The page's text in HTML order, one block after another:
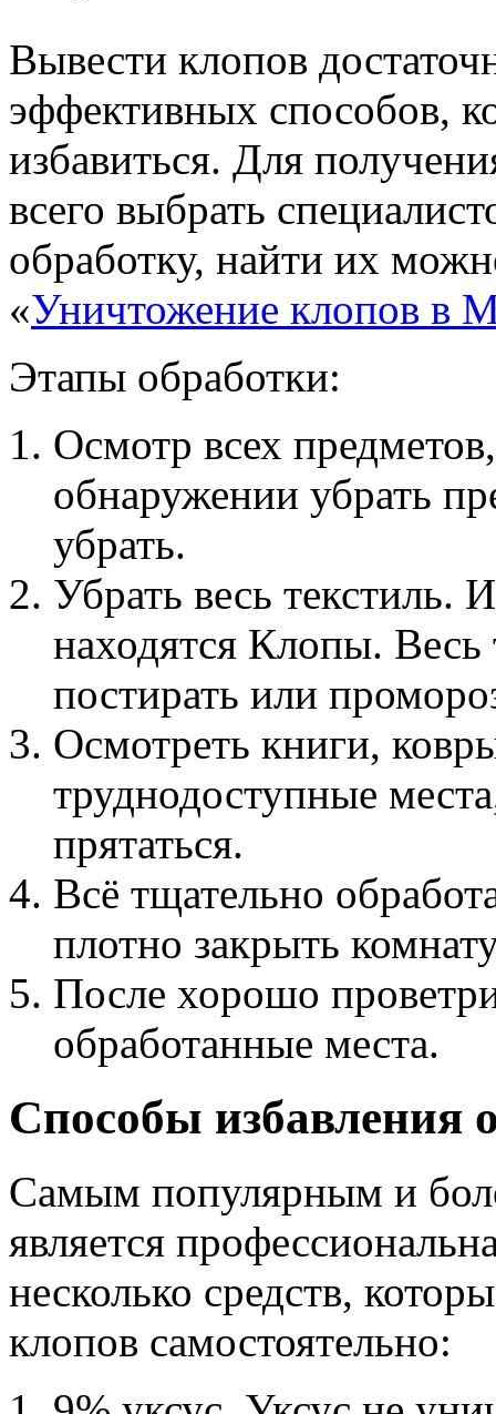
Вывести клопов
эффективных способов,
избавиться. Для
всего выбрать
обработку, найти их
«Уничтожение клопов в
Этапы обработки:
Осмотр всех
обнаружении убрать
убрать.
Убрать весь текстиль.
находятся Клопы. Весь
постирать или
Осмотреть книги,
труднодоступные
прятаться.
Всё тщательно
плотно закрыть
После хорошо
обработанные места.
Способы избавления
Самым популярным и
является
несколько средств,
клопов самостоятельно: